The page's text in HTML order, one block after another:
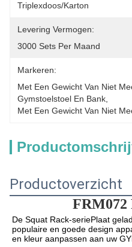
Triplexdoos/Karton
Levering Vermogen:
3000 Sets Per Maand
Markeren:
Met Een Gewicht Van Niet
Gymstoelstoel En Bank
Met Een Gewicht Van Niet
Productoverzicht
FRM072
De Squat Rack-seriePlaat
populaire en goede design
en kleur aanpassen aan uw